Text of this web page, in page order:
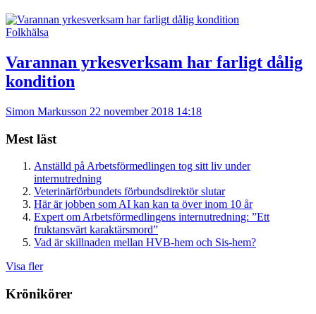
Folkhälsa
Varannan yrkesverksam har farligt dålig
kondition
Simon Markusson 22 november 2018 14:18
Mest läst
Anställd på Arbetsförmedlingen tog sitt liv under
internutredning
Veterinärförbundets förbundsdirektör slutar
Här är jobben som AI kan kan ta över inom 10 år
Expert om Arbetsförmedlingens internutredning: ”Ett
fruktansvärt karaktärsmord”
Vad är skillnaden mellan HVB-hem och Sis-hem?
Visa fler
Krönikörer